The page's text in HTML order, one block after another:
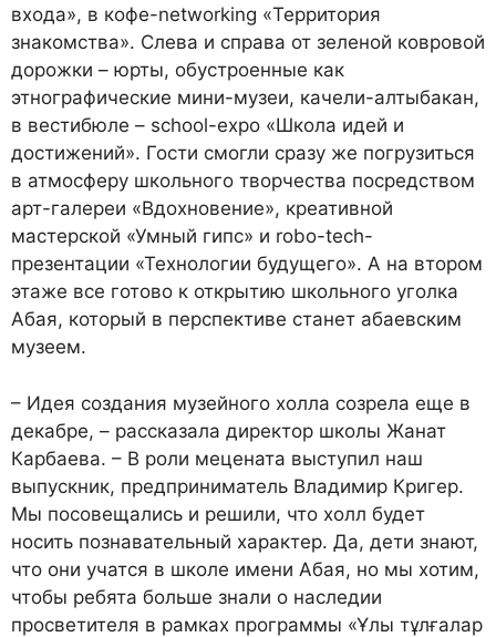
входа», в кофе-networking «Территория
знакомства». Слева и справа от зеленой ковровой
дорожки – юрты, обустроенные как
этнографические мини-музеи, качели-алтыбакан,
в вестибюле – school-expo «Школа идей и
достижений». Гости смогли сразу же погрузиться
в атмосферу школьного творчества посредством
арт-галереи «Вдохновение», креативной
мастерской «Умный гипс» и robo-tech-
презентации «Технологии будущего». А на втором
этаже все готово к открытию школьного уголка
Абая, который в перспективе станет абаевским
музеем.
– Идея создания музейного холла созрела еще в
декабре, – рассказала директор школы Жанат
Карбаева. – В роли мецената выступил наш
выпускник, предприниматель Владимир Кригер.
Мы посовещались и решили, что холл будет
носить познавательный характер. Да, дети знают,
что они учатся в школе имени Абая, но мы хотим,
чтобы ребята больше знали о наследии
просветителя в рамках программы «Ұлы тұлғалар